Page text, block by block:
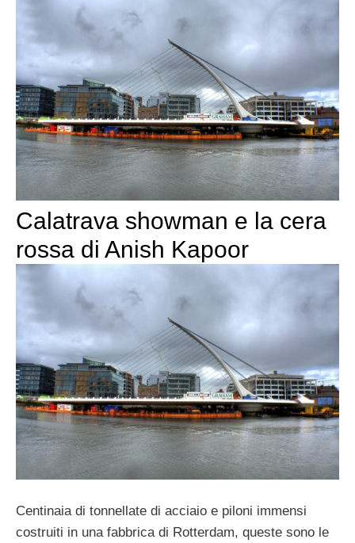
Calatrava showman e la cera
rossa di Anish Kapoor
Centinaia di tonnellate di acciaio e piloni immensi
costruiti in una fabbrica di Rotterdam, queste sono le